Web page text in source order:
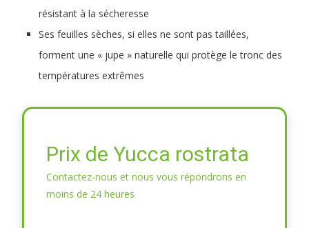
résistant à la sécheresse
Ses feuilles sèches, si elles ne sont pas taillées,
forment une « jupe » naturelle qui protège le tronc des
températures extrêmes
Prix de Yucca rostrata
Contactez-nous et nous vous répondrons en
moins de 24 heures